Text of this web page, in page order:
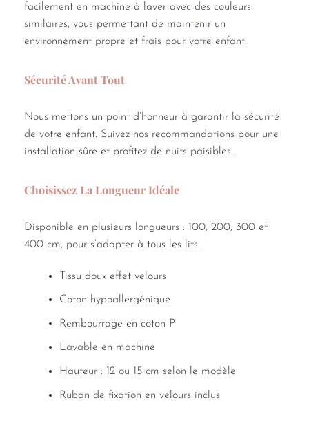
facilement en machine à laver avec des couleurs
similaires, vous permettant de maintenir un
environnement propre et frais pour votre enfant.
Sécurité Avant Tout
Nous mettons un point d’honneur à garantir la sécurité
de votre enfant. Suivez nos recommandations pour une
installation sûre et profitez de nuits paisibles.
Choisissez La Longueur Idéale
Disponible en plusieurs longueurs : 100, 200, 300 et
400 cm, pour s’adapter à tous les lits.
Tissu doux effet velours
Coton hypoallergénique
Rembourrage en coton P
Lavable en machine
Hauteur : 12 ou 15 cm selon le modèle
Ruban de fixation en velours inclus